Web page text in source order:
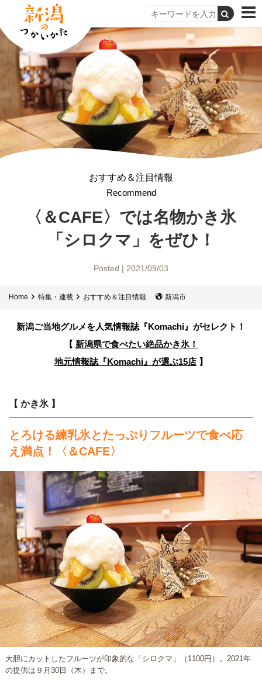
おすすめ＆注目情報
Recommend
〈＆CAFE〉では名物かき氷
「シロクマ」をぜひ！
Posted | 2021/09/03
Home 特集・連載 おすすめ＆注目情報 新潟市
新潟ご当地グルメを人気情報誌 『Komachi』がセレクト！
【 新潟県で食べたい絶品かき氷！
地元情報誌『Komachi』が選ぶ15店 】
【 かき氷 】
とろける練乳氷とたっぷりフルーツで食べ応
え満点！〈＆CAFE〉
大胆にカットしたフルーツが印象的な「シロクマ」（1100円）。2021年
の提供は９月30日（木）まで。